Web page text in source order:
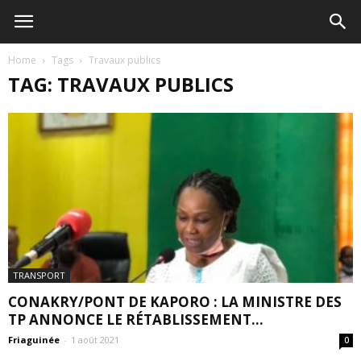
Home Tags Travaux publics
TAG: TRAVAUX PUBLICS
TRANSPORT
CONAKRY/PONT DE KAPORO : LA MINISTRE DES
TP ANNONCE LE RÉTABLISSEMENT...
Friaguinée - 1 août 2021 0